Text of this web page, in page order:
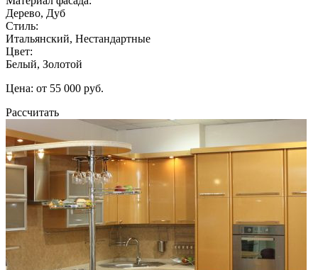
Дерево, Дуб
Стиль:
Итальянский, Нестандартные
Цвет:
Белый, Золотой
Цена: от 55 000 руб.
Рассчитать